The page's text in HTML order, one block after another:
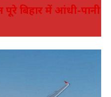
पूरे बिहार में आंधी-पानी